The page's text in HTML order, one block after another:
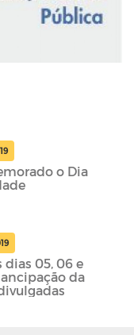
o Dia
dias 05, 06 e
da